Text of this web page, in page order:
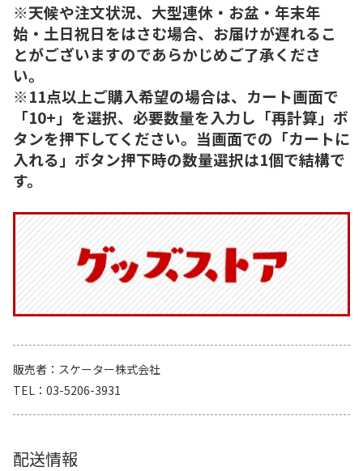
※天候や注文状況、大型連休・お盆・年末年
始・土日祝日をはさむ場合、お届けが遅れるこ
とがございますのであらかじめご了承くださ
い。
※11点以上ご購入希望の場合は、カート画面で
「10+」を選択、必要数量を入力し「再計算」ボ
タンを押下してください。当画面での「カートに
入れる」ボタン押下時の数量選択は1個で結構で
す。
販売者
スケーター株式会社
TEL
03-5206-3931
配送情報